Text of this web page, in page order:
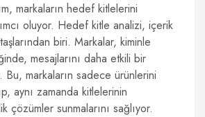
markaların hedef kitlelerini
oluyor. Hedef kitle analizi, içerik
biri. Markalar, kiminle
mesajlarını daha etkili bir
markaların sadece ürünlerini
aynı zamanda kitlelerinin
çözümler sunmalarını sağlıyor.